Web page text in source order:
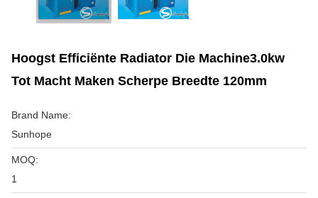
Hoogst Efficiënte Radiator Die Machine3.0kw
Tot Macht Maken Scherpe Breedte 120mm
Brand Name:
Sunhope
MOQ:
1